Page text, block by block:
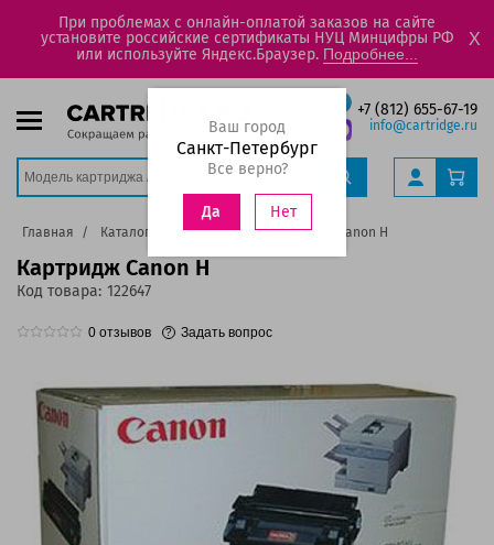
При проблемах с онлайн-оплатой заказов на сайте
установите российские сертификаты НУЦ Минцифры РФ
или используйте Яндекс.Браузер. Подробнее...
X
+7 (812) 655-67-19
info@cartridge.ru
Ваш город
Санкт-Петербург
Все верно?
Да Нет
Главная Каталог Картриджи Картридж Canon H
Картридж Canon H
Код товара: 122647
0 отзывов Задать вопрос